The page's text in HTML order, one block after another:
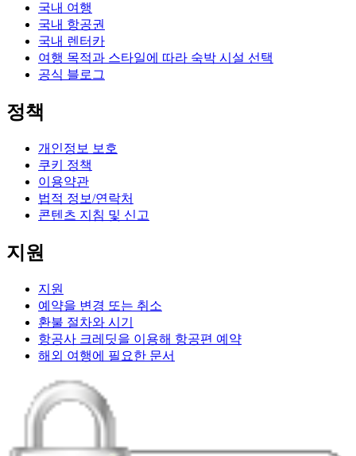
국내 여행
국내 항공권
국내 렌터카
여행 목적과 스타일에 따라 숙박 시설 선택
공식 블로그
정책
개인정보 보호
쿠키 정책
이용약관
법적 정보/연락처
콘텐츠 지침 및 신고
지원
지원
예약을 변경 또는 취소
환불 절차와 시기
항공사 크레딧을 이용해 항공편 예약
해외 여행에 필요한 문서